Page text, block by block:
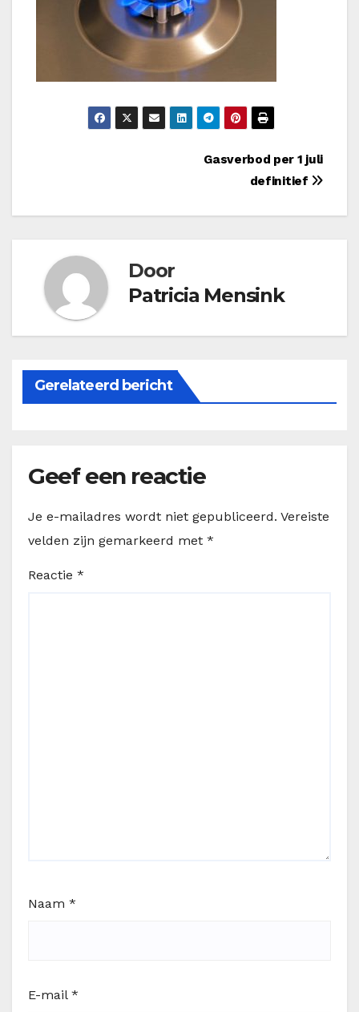
Gasverbod per 1 juli
definitief
Door
Patricia Mensink
Gerelateerd bericht
Geef een reactie
Je e-mailadres wordt niet gepubliceerd. Vereiste
velden zijn gemarkeerd met *
Reactie *
Naam *
E-mail *